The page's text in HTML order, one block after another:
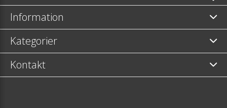
Information
Kategorier
Kontakt